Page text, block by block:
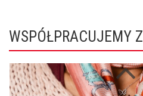
WSPÓŁPRACUJEMY Z
Next